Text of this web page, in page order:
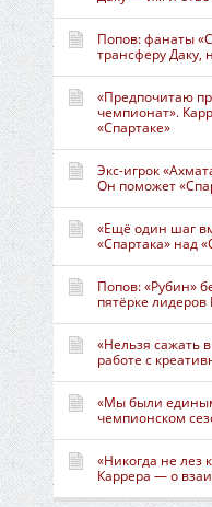
Попов: фанаты
трансферу Даку,
«Предпочитаю
чемпионат».
«Спартаке»
Экс-игрок
Он поможет
«Ещё один шаг
«Спартака» над
Попов: «Рубин»
пятёрке
«Нельзя сажать
работе с
«Мы были
чемпионском
«Никогда не лез
Каррера — о